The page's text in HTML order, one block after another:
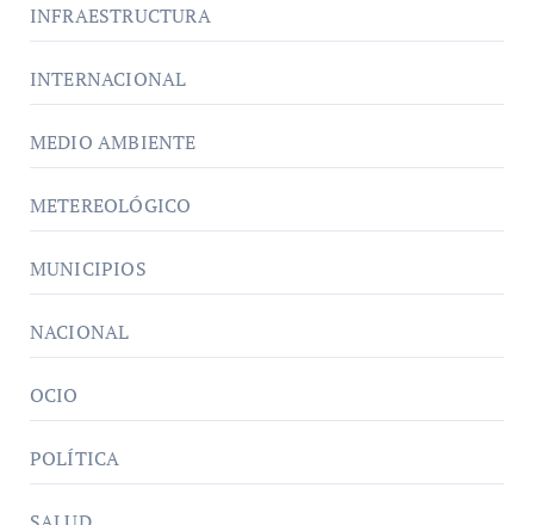
INFRAESTRUCTURA
INTERNACIONAL
MEDIO AMBIENTE
METEREOLÓGICO
MUNICIPIOS
NACIONAL
OCIO
POLÍTICA